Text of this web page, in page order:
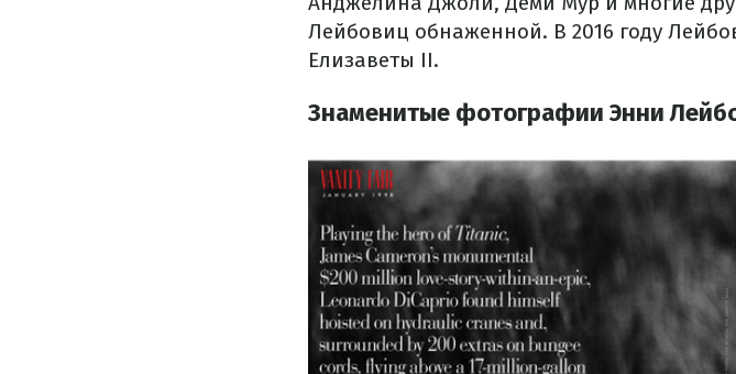
Лейбовиц обнаженной. В 2016 году
Елизаветы II.
Знаменитые фотографии Энни